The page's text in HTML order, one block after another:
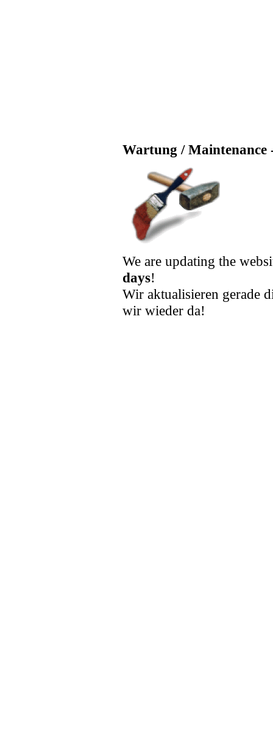
Wartung / Maintenance
We are updating the
days!
Wir aktualisieren gerade
wir wieder da!